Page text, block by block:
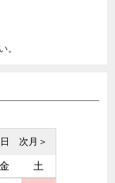
。
次月＞
金 土